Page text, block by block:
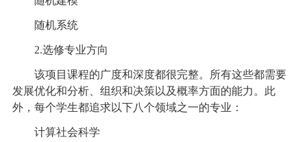
随机系统
2.选修专业方向
该项目课程的广度和深度都很完整。所有这些都需要
发展优化和分析、组织和决策以及概率方面的能力。此
外，每个学生都追求以下八个领域之一的专业：
计算社会科学